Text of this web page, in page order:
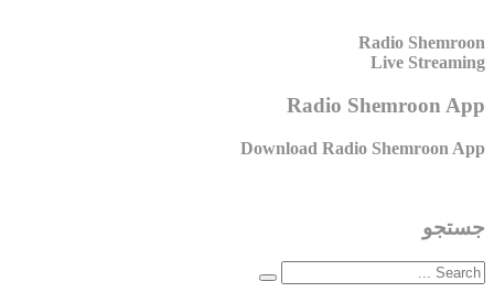
Radio Shemroon
Live Streaming
Radio Shemroon App
Download Radio Shemroon App
جستجو